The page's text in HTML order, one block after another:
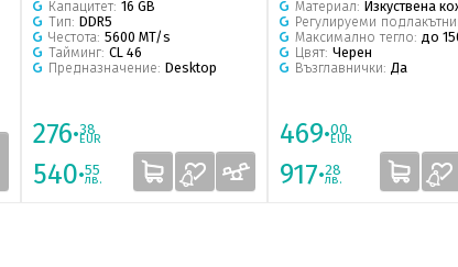
Капацитет: 16 GB
Тип: DDR5
Честота: 5600 MT/s
Тайминг: CL 46
Предназначение: Desktop
276·38
EUR
540·55
лв.
Материал: Изкуствена
Регулируеми
Максимално тегло: до
Цвят: Черен
Възглавнички: Да
469·00
EUR
917·28
лв.